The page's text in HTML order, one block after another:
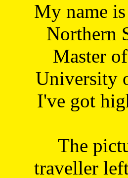
My name
Northern
Master
University
I've got
The
traveller